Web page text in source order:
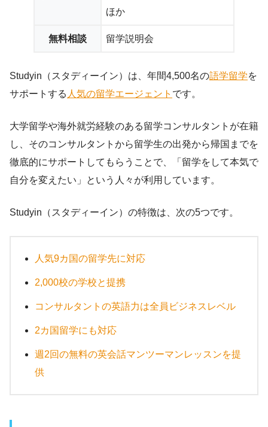
ほか
無料相談 留学説明会
Studyin（スタディーイン）は、年間4,500名の語学留学を
サポートする 人気の留学エージェント です。
大学留学や海外就労経験のある留学コンサルタントが在籍
し、そのコンサルタントから留学生の出発から帰国までを
徹底的にサポートしてもらうことで、「留学をして本気で
自分を変えたい」という人々が利用しています。
Studyin（スタディーイン）の特徴は、次の5つです。
人気9カ国の留学先に対応
2,000校の学校と提携
コンサルタントの英語力は全員ビジネスレベル
2カ国留学にも対応
週2回の無料の英会話マンツーマンレッスンを提
供